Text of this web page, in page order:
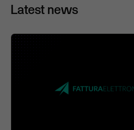
Latest news